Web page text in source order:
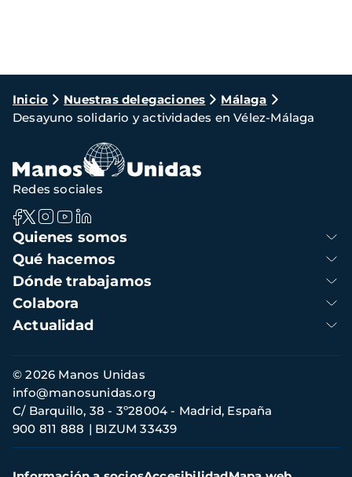
Ruta
de
navegación
Inicio Nuestras delegaciones
Málaga
Desayuno solidario y actividades en Vélez-Málaga
Navegación
principal
Quienes somos
Qué hacemos
Dónde trabajamos
Colabora
Actualidad
Redes sociales
Información
de
contacto
© 2026 Manos Unidas
C/ Barquillo, 38 - 3º28004 - Madrid, España
900 811 888
BIZUM 33439
info@manosunidas.org
Menú